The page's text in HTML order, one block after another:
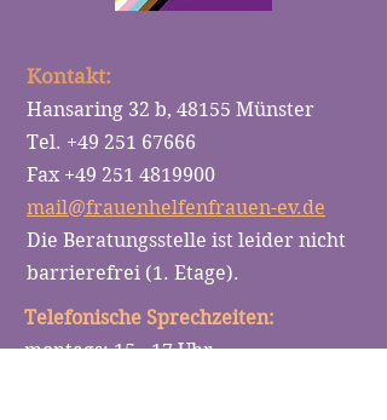
Kontakt:
Hansaring 32 b, 48155 Münster
Tel. +49 251 67666
Fax +49 251 4819900
mail@frauenhelfenfrauen-ev.de
Die Beratungsstelle ist leider nicht
barrierefrei (1. Etage).
Telefonische Sprechzeiten:
montags: 15 - 17 Uhr